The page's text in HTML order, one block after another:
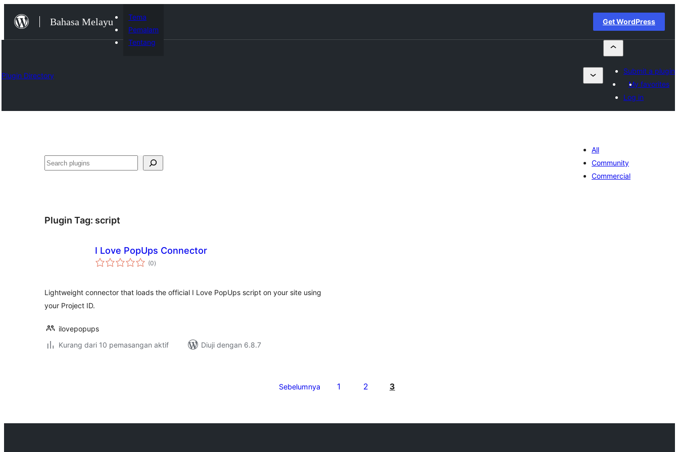
kandungan
Bahasa Melayu
Tema
Pemalam
Tentang
Get WordPress
Plugin Directory
Submit a plugin
My favorites
Log in
Cari
All
Community
Commercial
Plugin Tag: script
I Love PopUps Connector
(0jumlah
taraf
)
Lightweight connector that loads the official I Love PopUps script on your site using
your Project ID.
ilovepopups
Kurang dari 10 pemasangan aktif
Diuji dengan 6.8.7
Sebelumnya 1 2 3